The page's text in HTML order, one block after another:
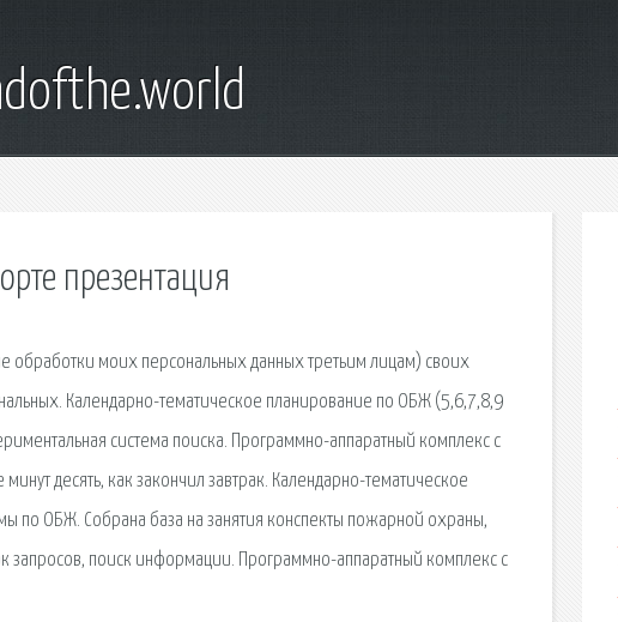
презентация
обработки моих персональных данных третьим лицам) своих
Календарно-тематическое планирование по ОБЖ (5,6,7,8,9
система поиска. Программно-аппаратный комплекс с
десять, как закончил завтрак. Календарно-тематическое
по ОБЖ. Собрана база на занятия конспекты пожарной охраны,
поиск информации. Программно-аппаратный комплекс с